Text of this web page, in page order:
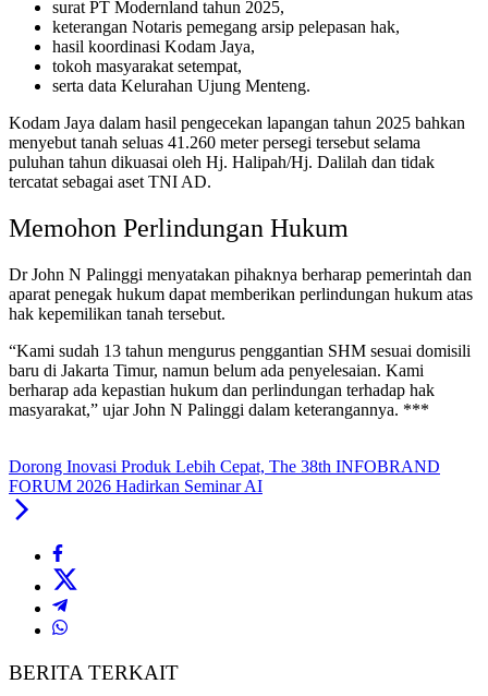
surat PT Modernland tahun 2025,
keterangan Notaris pemegang arsip pelepasan hak,
hasil koordinasi Kodam Jaya,
tokoh masyarakat setempat,
serta data Kelurahan Ujung Menteng.
Kodam Jaya dalam hasil pengecekan lapangan tahun 2025 bahkan
menyebut tanah seluas 41.260 meter persegi tersebut selama
puluhan tahun dikuasai oleh Hj. Halipah/Hj. Dalilah dan tidak
tercatat sebagai aset TNI AD.
Memohon Perlindungan Hukum
Dr John N Palinggi menyatakan pihaknya berharap pemerintah dan
aparat penegak hukum dapat memberikan perlindungan hukum atas
hak kepemilikan tanah tersebut.
“Kami sudah 13 tahun mengurus penggantian SHM sesuai domisili
baru di Jakarta Timur, namun belum ada penyelesaian. Kami
berharap ada kepastian hukum dan perlindungan terhadap hak
masyarakat,” ujar John N Palinggi dalam keterangannya. ***
Dorong Inovasi Produk Lebih Cepat, The 38th INFOBRAND
FORUM 2026 Hadirkan Seminar AI
BERITA TERKAIT